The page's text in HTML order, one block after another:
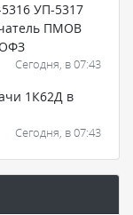
УП-5317
ПМОВ
Сегодня, в 07:43
1К62Д в
Сегодня, в 07:43